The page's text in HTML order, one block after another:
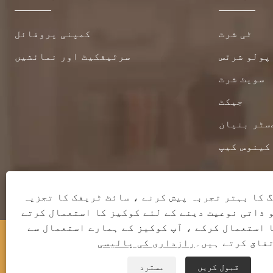
کمپنی پروفائل
سرٹیفکیٹ اور نمائشیں
ٹی شرٹ
پولو شرٹس
سویٹ شرٹ
جیکٹ
بنیان
کینوس کیپ
کاپی رائٹ © 2023 کیناگن کاؤنٹی قمینگ لباس
کمپنی ، لمیٹڈ - ٹی شرٹ ، پولو شرٹس ، پسینے کی
کا بہتر تجربہ پیش کرنے ، سائٹ ٹریفک کا تجزیہ
ذاتی نوعیت دینے کے لئے کوکیز کا استعمال کرتے
استعمال کرکے ، آپ کوکیز کے ہمارے استعمال سے
کرتے ہیں۔ رازداری کی پالیسی
مسترد قبول کریں